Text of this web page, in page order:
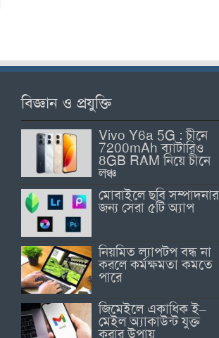
বিজ্ঞান ও প্রযুক্তি
Vivo Y6a 5G : চীনে
7200mAh ব্যাটারিও
8GB RAM নিয়ে চীনে
লঞ্চ
মোবাইলে ছবি সম্পাদনার
জন্য সেরা ৫টি অ্যাপ
নিয়মিত ল্যাপটপ বন্ধ না
করলে কর্মক্ষমতা কমতে
পারে
জিমেইলে একাধিক ই–
মেইল অ্যাকাউন্ট যুক্ত
করার উপায়